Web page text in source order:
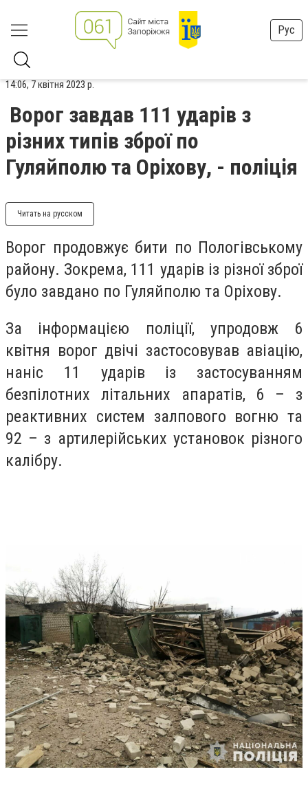
Рус
14:06, 7 квітня 2023 р.
Ворог завдав 111 ударів з
різних типів зброї по
Гуляйполю та Оріхову, - поліція
Читать на русском
Ворог продовжує бити по Пологівському
району. Зокрема, 111 ударів із різної зброї
було завдано по Гуляйполю та Оріхову.
За інформацією поліції, упродовж 6
квітня ворог двічі застосовував авіацію,
наніс 11 ударів із застосуванням
безпілотних літальних апаратів, 6 – з
реактивних систем залпового вогню та
92 – з артилерійських установок різного
калібру.